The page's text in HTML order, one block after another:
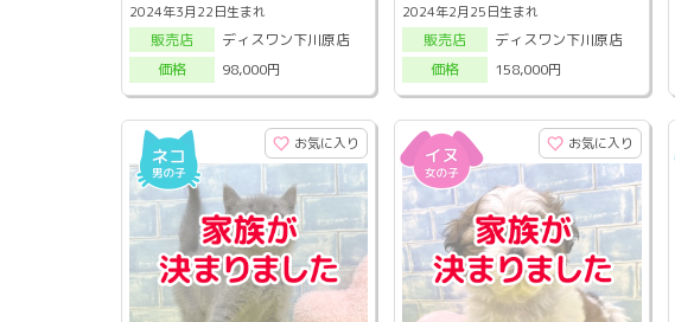
2024年3月22日生まれ
販売店
ディスワン下川原店
価格
98,000円
2024年2月25日生まれ
販売店
ディスワン下川原店
価格
158,000円
お気に入り お気に入り